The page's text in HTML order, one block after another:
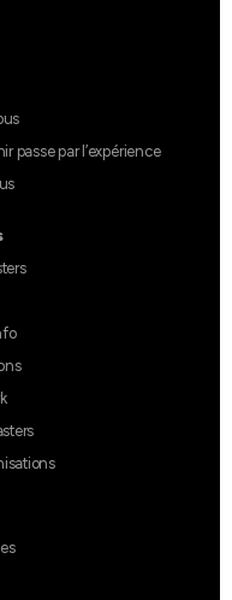
passe par l’expérience